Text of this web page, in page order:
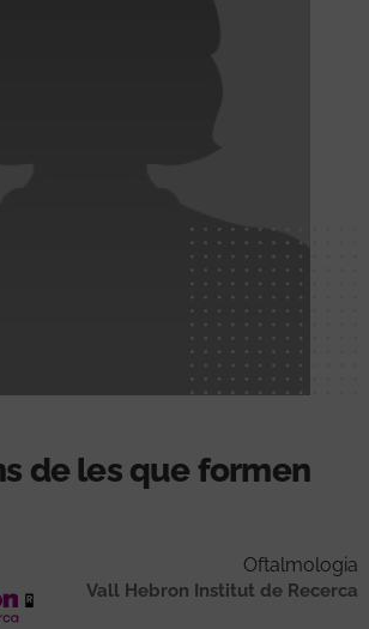
de les que formen
Oftalmologia
Vall Hebron Institut de Recerca